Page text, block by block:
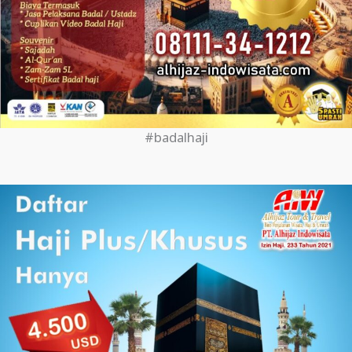
#badalhaji